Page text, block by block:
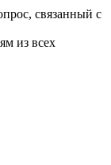
связанный с
из всех